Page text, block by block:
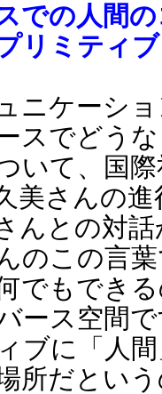
での人間
リミティ
ニケーシ
スでどう
いて、国
美さんの
んとの対
のこの言
でもでき
ース空間
ブに「人
所だとい